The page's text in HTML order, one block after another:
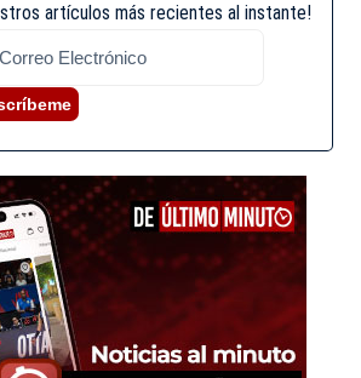
artículos más recientes al instante!